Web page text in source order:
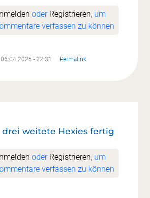
oder Registrieren, um
verfassen zu können
06.04.2025 - 22:31 Permalink
drei weitete Hexies fertig
oder Registrieren, um
verfassen zu können